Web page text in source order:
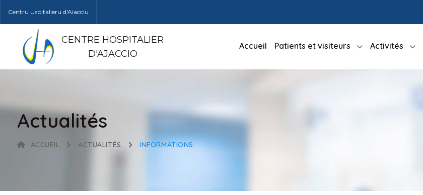
Centru Uspitalieru d'Aiacciu
CENTRE HOSPITALIER
D'AJACCIO
Accueil Patients et visiteurs Activités
Actualités
ACCUEIL ACTUALITÉS INFORMATIONS